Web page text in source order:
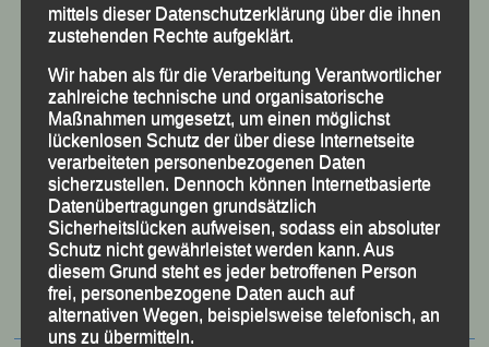
50 Jahre LG Passau
Festzschrift
mittels dieser Datenschutzerklärung über die ihnen
zustehenden Rechte aufgeklärt.
Wir haben als für die Verarbeitung Verantwortlicher
zahlreiche technische und organisatorische
Maßnahmen umgesetzt, um einen möglichst
lückenlosen Schutz der über diese Internetseite
verarbeiteten personenbezogenen Daten
sicherzustellen. Dennoch können Internetbasierte
Datenübertragungen grundsätzlich
Sicherheitslücken aufweisen, sodass ein absoluter
Schutz nicht gewährleistet werden kann. Aus
diesem Grund steht es jeder betroffenen Person
frei, personenbezogene Daten auch auf
alternativen Wegen, beispielsweise telefonisch, an
uns zu übermitteln.